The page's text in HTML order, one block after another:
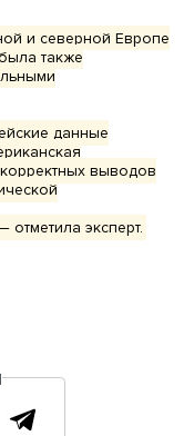
в Европе и
высокая, но не
ни по
Соломина.
засуха в
коротки.
видов тесно
информация
карты
работа
центральной